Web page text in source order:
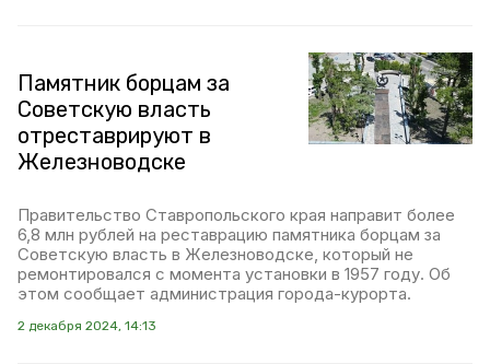
Памятник борцам за
Советскую власть
отреставрируют в
Железноводске
Правительство Ставропольского края направит более
6,8 млн рублей на реставрацию памятника борцам за
Советскую власть в Железноводске, который не
ремонтировался с момента установки в 1957 году. Об
этом сообщает администрация города-курорта.
2 декабря 2024, 14:13